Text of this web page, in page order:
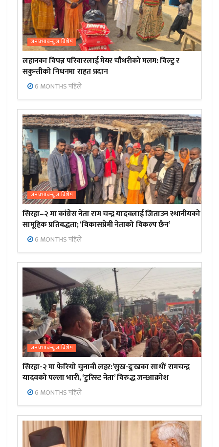
जनप्रभाबन्युज विशेष
लहानका विपन्न परिवारलाई मेयर चौधरीको मलम: विल्टु र
सकुन्तीको निधनमा राहत प्रदान
6 MONTHS पहिले
जनप्रभाबन्युज विशेष
सिरहा–२ मा कांग्रेस नेता राम चन्द्र यादवलाई जिताउन स्थानीयको
सामूहिक प्रतिबद्धता; ‘विकासप्रेमी नेताको विकल्प छैन’
6 MONTHS पहिले
जनप्रभाबन्युज विशेष
सिरहा-२ मा फेरियो चुनावी लहर:’सुख-दुःखका साथी’ रामचन्द्र
यादवको पल्ला भारी, ‘टुरिस्ट नेता’ विरुद्ध जनआक्रोश
6 MONTHS पहिले